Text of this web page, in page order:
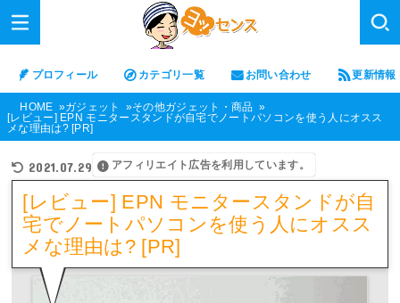
プロフィール カテゴリ一覧 お問い合わせ 更新情報
HOME ガジェット
その他ガジェット・商品
[レビュー] EPN モニタースタンドが自宅でノートパソコンを使う人にオスス
メな理由は? [PR]
2021.07.29 アフィリエイト広告を利用しています。
[レビュー] EPN モニタースタンドが自
宅でノートパソコンを使う人にオスス
メな理由は? [PR]